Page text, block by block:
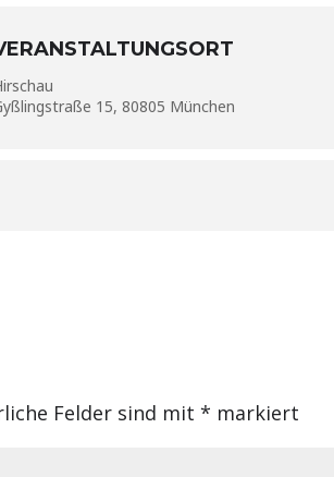
15, 80805 München
Felder sind mit* markiert